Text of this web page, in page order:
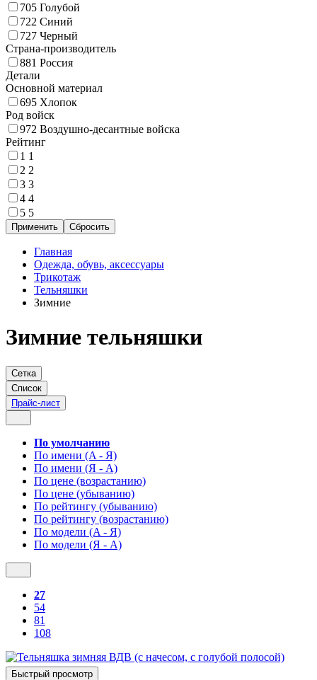
705 Голубой
722 Синий
727 Черный
Страна-производитель
881 Россия
Детали
Основной материал
695 Хлопок
Род войск
972 Воздушно-десантные войска
Рейтинг
1 1
2 2
3 3
4 4
5 5
Главная
Одежда, обувь, аксессуары
Трикотаж
Тельняшки
Зимние
Зимние тельняшки
Сетка
Список
Прайс-лист
По умолчанию
По имени (A - Я)
По имени (Я - A)
По цене (возрастанию)
По цене (убыванию)
По рейтингу (убыванию)
По рейтингу (возрастанию)
По модели (A - Я)
По модели (Я - A)
27
54
81
108
Быстрый просмотр